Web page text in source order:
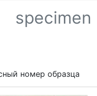
specimen
номер образца